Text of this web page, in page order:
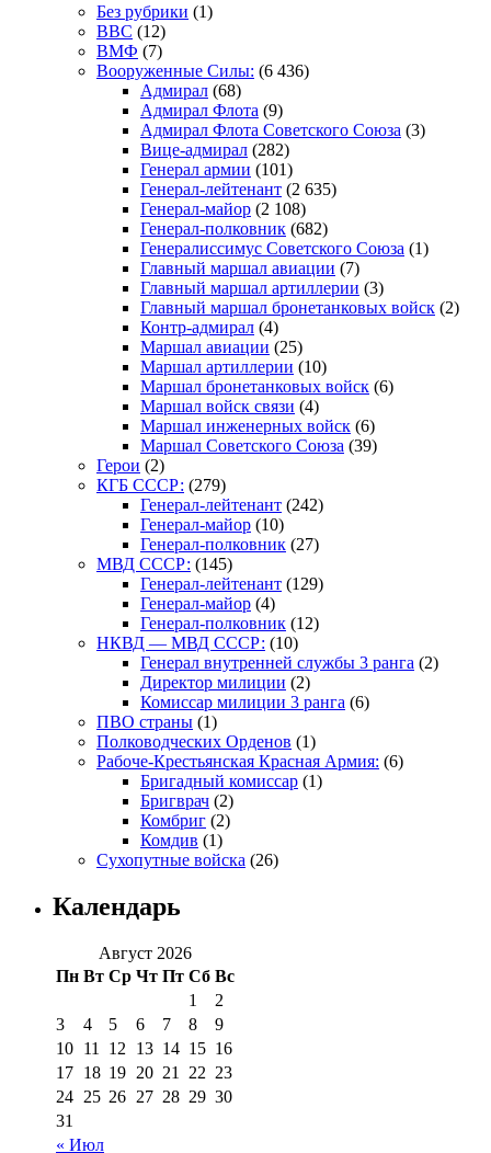
Без рубрики (1)
ВВС (12)
ВМФ (7)
Вооруженные Силы: (6 436)
Адмирал (68)
Адмирал Флота (9)
Адмирал Флота Советского Союза (3)
Вице-адмирал (282)
Генерал армии (101)
Генерал-лейтенант (2 635)
Генерал-майор (2 108)
Генерал-полковник (682)
Генералиссимус Советского Союза (1)
Главный маршал авиации (7)
Главный маршал артиллерии (3)
Главный маршал бронетанковых войск (2)
Контр-адмирал (4)
Маршал авиации (25)
Маршал артиллерии (10)
Маршал бронетанковых войск (6)
Маршал войск связи (4)
Маршал инженерных войск (6)
Маршал Советского Союза (39)
Герои (2)
КГБ СССР: (279)
Генерал-лейтенант (242)
Генерал-майор (10)
Генерал-полковник (27)
МВД СССР: (145)
Генерал-лейтенант (129)
Генерал-майор (4)
Генерал-полковник (12)
НКВД — МВД СССР: (10)
Генерал внутренней службы 3 ранга (2)
Директор милиции (2)
Комиссар милиции 3 ранга (6)
ПВО страны (1)
Полководческих Орденов (1)
Рабоче-Крестьянская Красная Армия: (6)
Бригадный комиссар (1)
Бригврач (2)
Комбриг (2)
Комдив (1)
Сухопутные войска (26)
Календарь
Август 2026
Пн Вт Ср Чт Пт Сб Вс
« Июл
1
2
3
4 5 6 7 8
9
10 11 12 13 14 15 16
17 18 19 20 21 22 23
24 25 26 27 28 29 30
31